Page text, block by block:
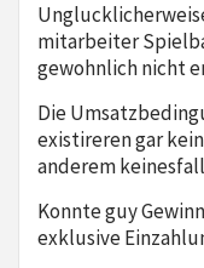
mitarbeiter
gewohnlich nicht
Die
existireren gar
anderem
Konnte guy
exklusive